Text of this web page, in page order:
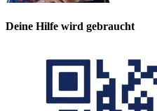
Deine Hilfe wird gebraucht